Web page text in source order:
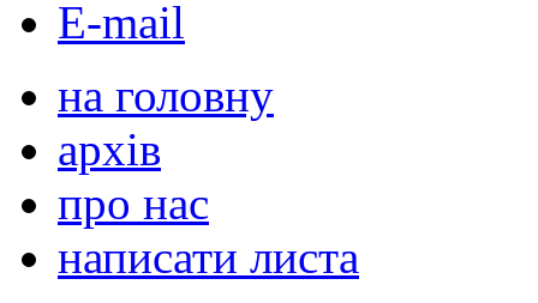
E-mail
на головну
архів
про нас
написати листа